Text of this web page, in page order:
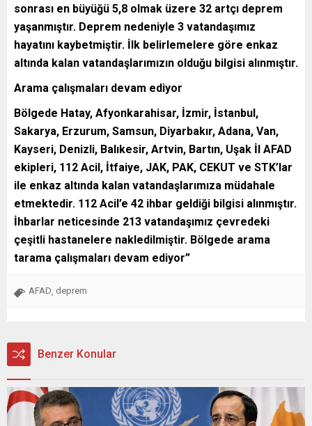
sonrası en büyüğü 5,8 olmak üzere 32 artçı deprem
yaşanmıştır. Deprem nedeniyle 3 vatandaşımız
hayatını kaybetmiştir. İlk belirlemelere göre enkaz
altında kalan vatandaşlarımızın olduğu bilgisi alınmıştır.
Arama çalışmaları devam ediyor
Bölgede Hatay, Afyonkarahisar, İzmir, İstanbul,
Sakarya, Erzurum, Samsun, Diyarbakır, Adana, Van,
Kayseri, Denizli, Balıkesir, Artvin, Bartın, Uşak İl AFAD
ekipleri, 112 Acil, İtfaiye, JAK, PAK, CEKUT ve STK’lar
ile enkaz altında kalan vatandaşlarımıza müdahale
etmektedir. 112 Acil’e 42 ihbar geldiği bilgisi alınmıştır.
İhbarlar neticesinde 213 vatandaşımız çevredeki
çeşitli hastanelere nakledilmiştir. Bölgede arama
tarama çalışmaları devam ediyor”
AFAD deprem
Benzer Konular